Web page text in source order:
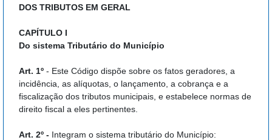
DOS TRIBUTOS EM GERAL
CAPÍTULO I
Do sistema Tributário do Município
Art. 1º - Este Código dispõe sobre os fatos geradores, a
incidência, as alíquotas, o lançamento, a cobrança e a
fiscalização dos tributos municipais, e estabelece normas de
direito fiscal a eles pertinentes.
Art. 2º - Integram o sistema tributário do Município: